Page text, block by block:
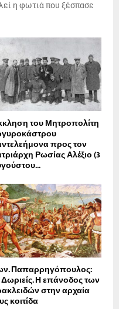
η φωτιά που ξέσπασε
του Μητροπολίτη
προς τον
Ρωσίας Αλέξιο (3
Παπαρρηγόπουλος:
Η επάνοδος των
στην αρχαία
κοιτίδα